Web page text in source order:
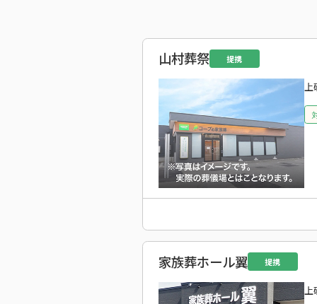
山村葬祭 提携
上
家族葬ホール翼 提携
上